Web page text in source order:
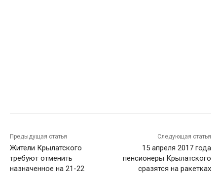
Предыдущая статья
Жители Крылатского
требуют отменить
назначенное на 21-22
Следующая статья
15 апреля 2017 года
пенсионеры Крылатского
сразятся на ракетках